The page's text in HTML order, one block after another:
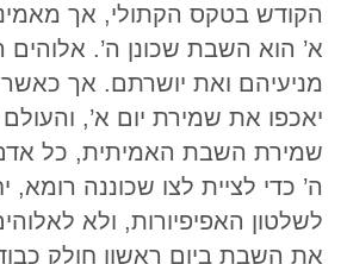
הקודש בטקס הקתולי, אך
א’ הוא השבת שכונן ה’.
מניעיהם ואת יושרתם. אך
יאכפו את שמירת יום א’,
שמירת השבת האמיתית, כל
ה’ כדי לציית לצו שכוננה רומא,
לשלטון האפיפיורות, ולא
את השבת ביום ראשון חולק